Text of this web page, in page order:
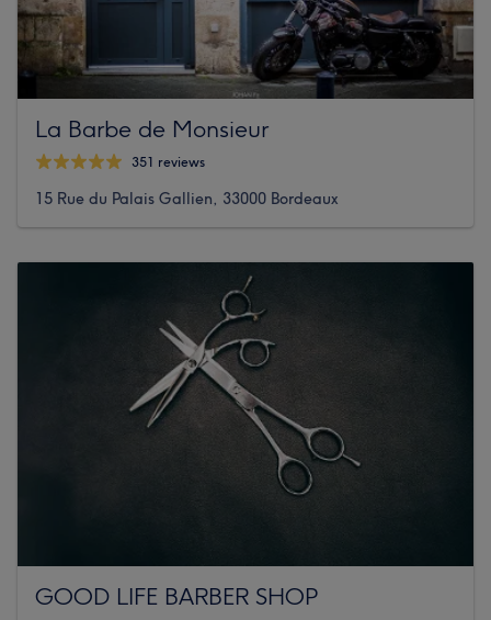
La Barbe de Monsieur
351 reviews
15 Rue du Palais Gallien, 33000 Bordeaux
GOOD LIFE BARBER SHOP